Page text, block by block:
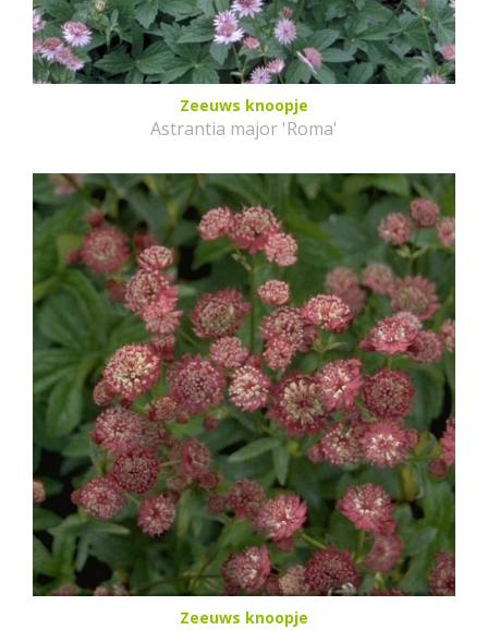
Zeeuws knoopje
Astrantia major 'Roma'
Zeeuws knoopje